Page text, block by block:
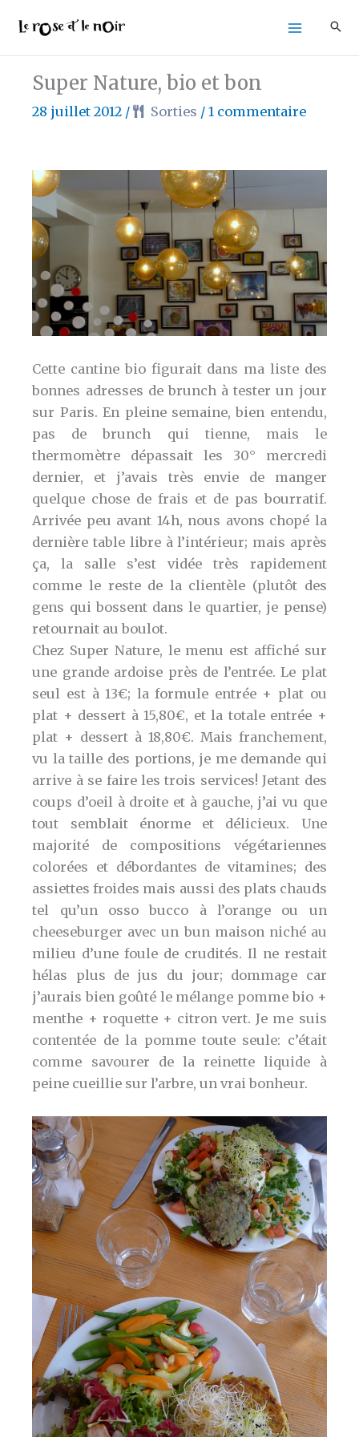
contenu
Super Nature, bio et bon
28 juillet 2012 / Sorties / 1 commentaire
Cette cantine bio figurait dans ma liste des
bonnes adresses de brunch à tester un jour
sur Paris. En pleine semaine, bien entendu,
pas de brunch qui tienne, mais le
thermomètre dépassait les 30° mercredi
dernier, et j’avais très envie de manger
quelque chose de frais et de pas bourratif.
Arrivée peu avant 14h, nous avons chopé la
dernière table libre à l’intérieur; mais après
ça, la salle s’est vidée très rapidement
comme le reste de la clientèle (plutôt des
gens qui bossent dans le quartier, je pense)
retournait au boulot.
Chez Super Nature, le menu est affiché sur
une grande ardoise près de l’entrée. Le plat
seul est à 13€; la formule entrée + plat ou
plat + dessert à 15,80€, et la totale entrée +
plat + dessert à 18,80€. Mais franchement,
vu la taille des portions, je me demande qui
arrive à se faire les trois services! Jetant des
coups d’oeil à droite et à gauche, j’ai vu que
tout semblait énorme et délicieux. Une
majorité de compositions végétariennes
colorées et débordantes de vitamines; des
assiettes froides mais aussi des plats chauds
tel qu’un osso bucco à l’orange ou un
cheeseburger avec un bun maison niché au
milieu d’une foule de crudités. Il ne restait
hélas plus de jus du jour; dommage car
j’aurais bien goûté le mélange pomme bio +
menthe + roquette + citron vert. Je me suis
contentée de la pomme toute seule: c’était
comme savourer de la reinette liquide à
peine cueillie sur l’arbre, un vrai bonheur.